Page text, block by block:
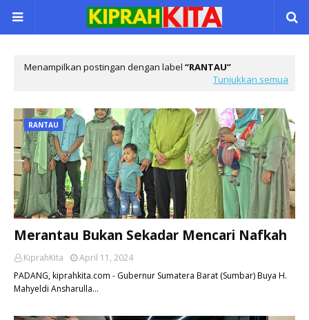
Menampilkan postingan dengan label
RANTAU
Tunjukkan semua
RANTAU
Merantau Bukan Sekadar Mencari Nafkah
KiprahKita
April 11, 2024
PADANG, kiprahkita.com - Gubernur Sumatera Barat (Sumbar) Buya H.
Mahyeldi Ansharulla…